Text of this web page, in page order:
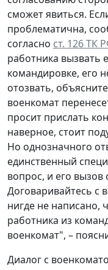
сможет явиться.
проблематична,
согласно ст. 126 ТК
работника вызвать
командировке, его
отозвать,
военкомат
просит прислать
наверное, стоит
Но однозначного
единственный
вопрос, и его вызов
Договаривайтесь с
нигде не написано,
работника из
военкомат", –
Диалог с